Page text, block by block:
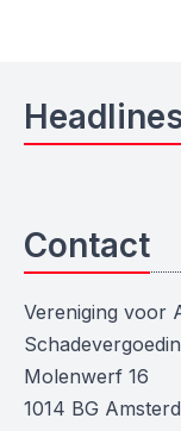
Contact
Vereniging voor
Molenwerf 16
1014 BG